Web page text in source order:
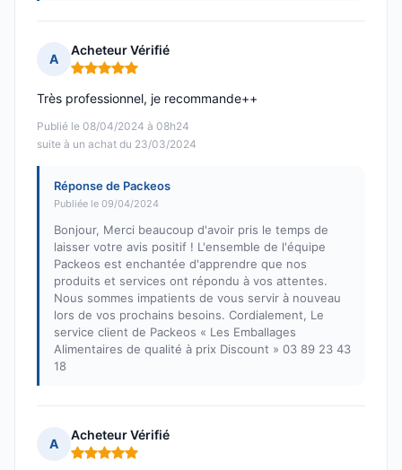
A
Acheteur Vérifié
Note : 5 sur 5
Publié le 08/04/2024 à 08h24
suite à un achat du 23/03/2024
Très professionnel, je recommande++
Réponse de Packeos
Publiée le 09/04/2024
Bonjour, Merci beaucoup d'avoir pris le temps de
laisser votre avis positif ! L'ensemble de l'équipe
Packeos est enchantée d'apprendre que nos
produits et services ont répondu à vos attentes.
Nous sommes impatients de vous servir à nouveau
lors de vos prochains besoins. Cordialement, Le
service client de Packeos « Les Emballages
Alimentaires de qualité à prix Discount » 03 89 23 43
18
A
Acheteur Vérifié
Note : 5 sur 5